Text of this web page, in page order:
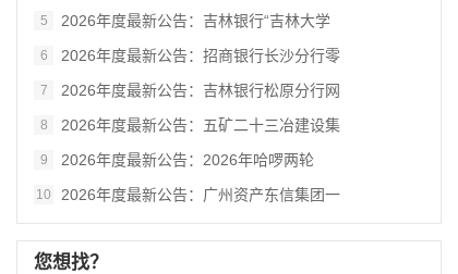
5 2026年度最新公告：吉林银行“吉林大学
6 2026年度最新公告：招商银行长沙分行零
7 2026年度最新公告：吉林银行松原分行网
8 2026年度最新公告：五矿二十三冶建设集
9 2026年度最新公告：2026年哈啰两轮
10 2026年度最新公告：广州资产东信集团一
您想找？